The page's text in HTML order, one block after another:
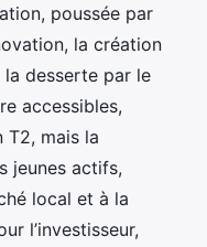
poussée par
la création
desserte par le
accessibles,
T2, mais la
jeunes actifs,
local et à la
l’investisseur,